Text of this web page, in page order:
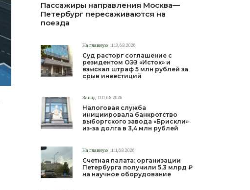
Пассажиры направления Москва—
Петербург пересаживаются на
поезда
На главную 11:13, 6.8.2026
Суд расторг соглашение с
резидентом ОЭЗ «Исток» и
взыскал штраф 5 млн рублей за
срыв инвестиций
Запад 11:11, 6.8.2026
Налоговая служба
инициировала банкротство
выборгского завода «Брискли»
из-за долга в 3,4 млн рублей
На главную 11:11, 6.8.2026
Счетная палата: организации
Петербурга получили 5,3 млрд ₽
на научное оборудование